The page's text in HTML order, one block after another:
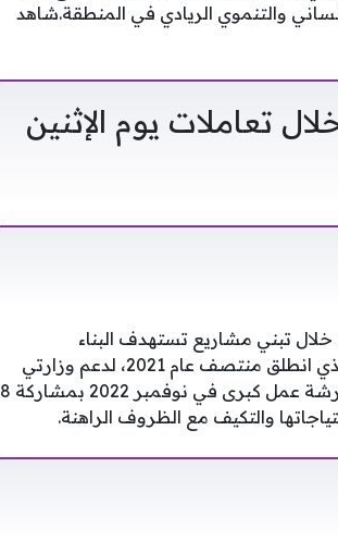
والتنموي الريادي في المنطقة.شاهد
تعاملات يوم الإثنين
خلال تبني مشاريع تستهدف البناء
المؤسسي والفني. وقد تجلى ذلك في “برنامج بناء القدرات الشامل” الذي انطلق منتصف عام 2021، لدعم وزارتي
التخطيط والتعاون الدولي، والمالية في اليمن. كما استضاف البرنامج ورشة عمل كبرى في نوفمبر 2022 بمشاركة 8
والتكيف مع الظروف الراهنة.